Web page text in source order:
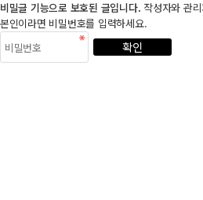
비밀글 기능으로 보호된 글입니다. 작성자와 관
본인이라면 비밀번호를 입력하세요.